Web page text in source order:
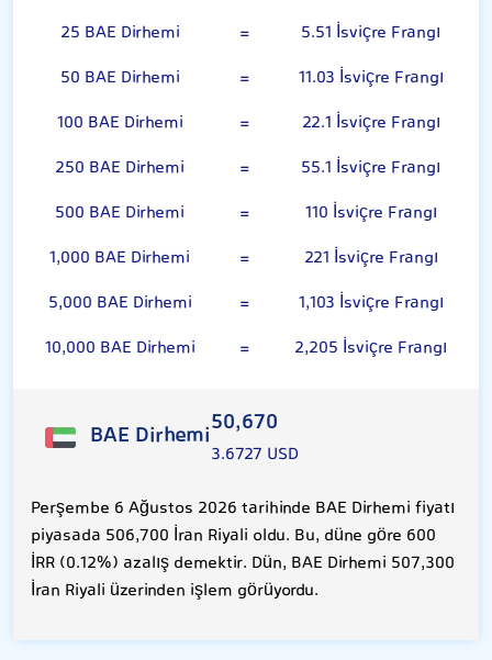
25 BAE Dirhemi
=
5.51 İsviçre Frangı
50 BAE Dirhemi
=
11.03 İsviçre Frangı
100 BAE Dirhemi
=
22.1 İsviçre Frangı
250 BAE Dirhemi
=
55.1 İsviçre Frangı
500 BAE Dirhemi
=
110 İsviçre Frangı
1,000 BAE Dirhemi
=
221 İsviçre Frangı
5,000 BAE Dirhemi
=
1,103 İsviçre Frangı
10,000 BAE Dirhemi
= 2,205 İsviçre Frangı
BAE Dirhemi50,670
3.6727 USD
Perşembe 6 Ağustos 2026 tarihinde BAE Dirhemi fiyatı
piyasada 506,700 İran Riyali oldu. Bu, düne göre 600
İRR (0.12%) azalış demektir. Dün, BAE Dirhemi 507,300
İran Riyali üzerinden işlem görüyordu.